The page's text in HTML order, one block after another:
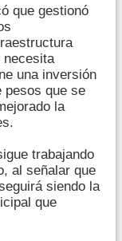
que gestionó
necesita
una inversión
pesos que se
la
trabajando
al señalar que
siendo la
que